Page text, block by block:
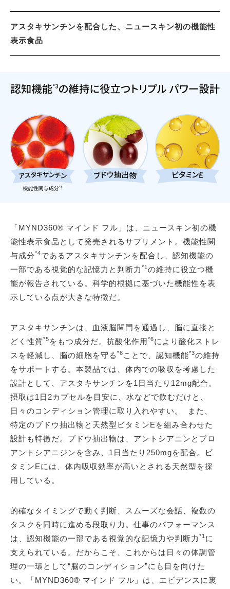
アスタキサンチンを配合した、ニュースキン初の機能性
表示食品
「MYND360® マインド フル」は、ニュースキン初の機
能性表示食品として発売されるサプリメント。機能性関
与成分*4であるアスタキサンチンを配合し、認知機能の
一部である視覚的な記憶力と判断力 *1の維持に役立つ機
能が報告されている。科学的根拠に基づいた機能性を表
示している点が大きな特徴だ。
アスタキサンチンは、血液脳関門を通過し、脳に直接と
どく性質*5 をもつ成分だ。抗酸化作用*6により酸化ストレ
スを軽減し、脳の細胞を守る *6 ことで、認知機能*3の維持
をサポートする。本製品では、体内での吸収を考慮した
設計として、アスタキサンチンを1日当たり12mg配合。
摂取は1日2カプセルを目安に、水などで飲むだけと、
日々のコンディション管理に取り入れやすい。 また、
特定のブドウ抽出物と天然型ビタミンEを組み合わせた
設計も特徴だ。ブドウ抽出物は、アントシアニンとプロ
アントシアニジンを含み、1日当たり250mgを配合。ビ
タミンEには、体内吸収効率が高いとされる天然型を採
用している。
的確なタイミングで動く判断、スムーズな会話、複数の
タスクを同時に進める段取り力。仕事のパフォーマンス
は、認知機能の一部である視覚的な記憶力や判断力 *1に
支えられている。だからこそ、これからは日々の体調管
理の一環として“脳のコンディション”にも目を向けた
い。「MYND360® マインド フル」は、エビデンスに裏